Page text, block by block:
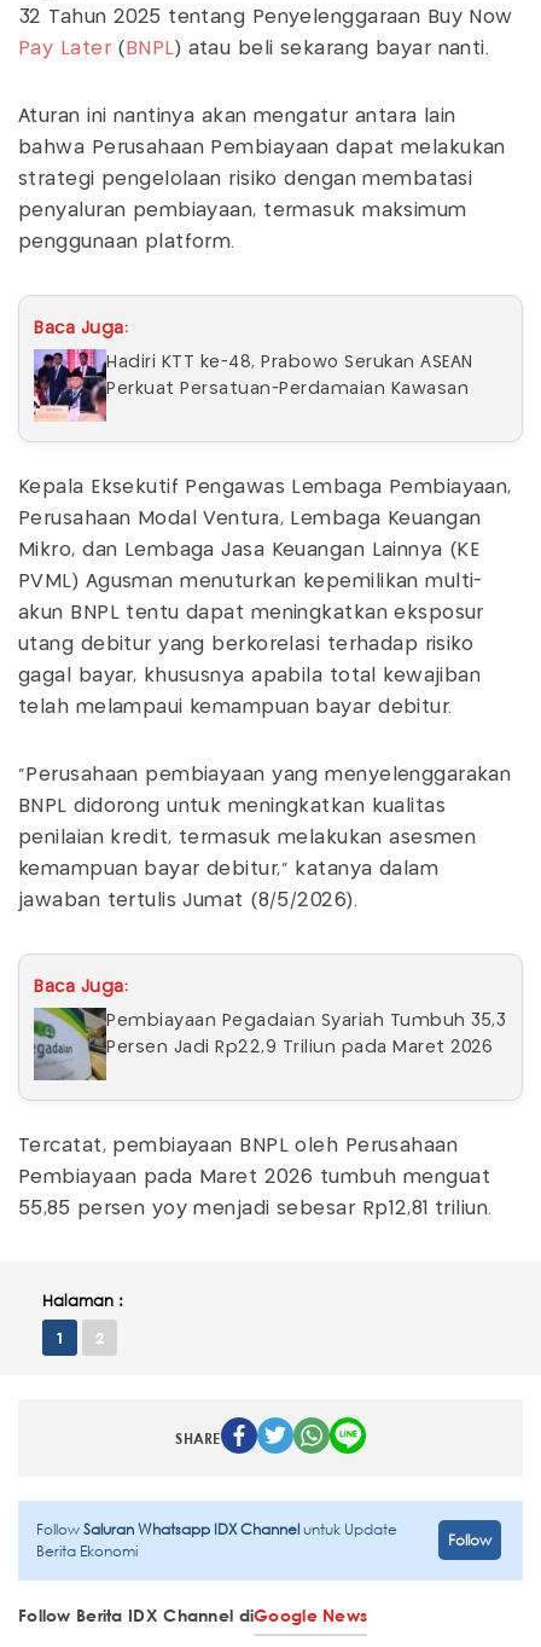
32 Tahun 2025 tentang Penyelenggaraan Buy Now
Pay Later( BNPL ) atau beli sekarang bayar nanti.
Aturan ini nantinya akan mengatur antara lain
bahwa Perusahaan Pembiayaan dapat melakukan
strategi pengelolaan risiko dengan membatasi
penyaluran pembiayaan, termasuk maksimum
penggunaan platform.
Baca Juga:
Hadiri KTT ke-48, Prabowo Serukan ASEAN
Perkuat Persatuan-Perdamaian Kawasan
Kepala Eksekutif Pengawas Lembaga Pembiayaan,
Perusahaan Modal Ventura, Lembaga Keuangan
Mikro, dan Lembaga Jasa Keuangan Lainnya (KE
PVML) Agusman menuturkan kepemilikan multi-
akun BNPL tentu dapat meningkatkan eksposur
utang debitur yang berkorelasi terhadap risiko
gagal bayar, khususnya apabila total kewajiban
telah melampaui kemampuan bayar debitur.
"Perusahaan pembiayaan yang menyelenggarakan
BNPL didorong untuk meningkatkan kualitas
penilaian kredit, termasuk melakukan asesmen
kemampuan bayar debitur," katanya dalam
jawaban tertulis Jumat (8/5/2026).
Baca Juga:
Pembiayaan Pegadaian Syariah Tumbuh 35,3
Persen Jadi Rp22,9 Triliun pada Maret 2026
Tercatat, pembiayaan BNPL oleh Perusahaan
Pembiayaan pada Maret 2026 tumbuh menguat
55,85 persen yoy menjadi sebesar Rp12,81 triliun.
Halaman :
1 2
SHARE
FollowSaluran Whatsapp IDX Channeluntuk Update
Berita Ekonomi
Follow
Follow Berita IDX Channel diGoogle News